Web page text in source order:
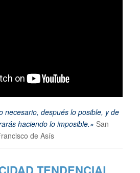
necesario, después lo posible, y de
haciendo lo imposible.» San
de Asís